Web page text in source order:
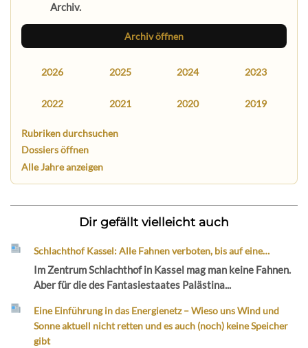
Archiv.
Archiv öffnen
2026 2025 2024 2023
2022 2021 2020 2019
Rubriken durchsuchen
Dossiers öffnen
Alle Jahre anzeigen
Dir gefällt vielleicht auch
Schlachthof Kassel: Alle Fahnen verboten, bis auf eine…
Im Zentrum Schlachthof in Kassel mag man keine Fahnen.
Aber für die des Fantasiestaates Palästina...
Eine Einführung in das Energienetz – Wieso uns Wind und
Sonne aktuell nicht retten und es auch (noch) keine Speicher
gibt